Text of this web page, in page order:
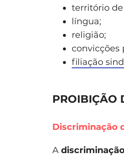
território
língua;
religião;
convicções
filiação
PROIBIÇÃO
Discriminação
A